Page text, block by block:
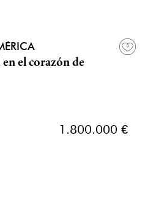
el corazón de
1.800.000 €